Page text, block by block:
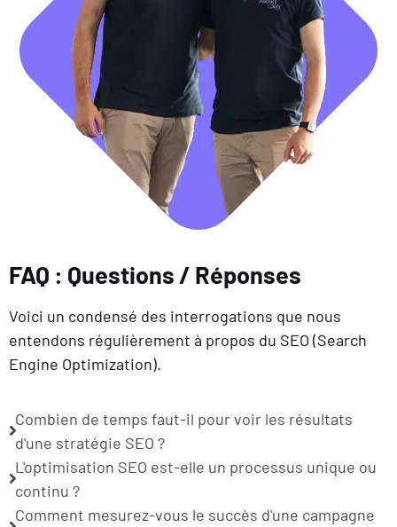
FAQ : Questions / Réponses
Voici un condensé des interrogations que nous
entendons régulièrement à propos du SEO (Search
Engine Optimization).
Combien de temps faut-il pour voir les résultats
d'une stratégie SEO ?
L'optimisation SEO est-elle un processus unique ou
continu ?
Comment mesurez-vous le succès d'une campagne